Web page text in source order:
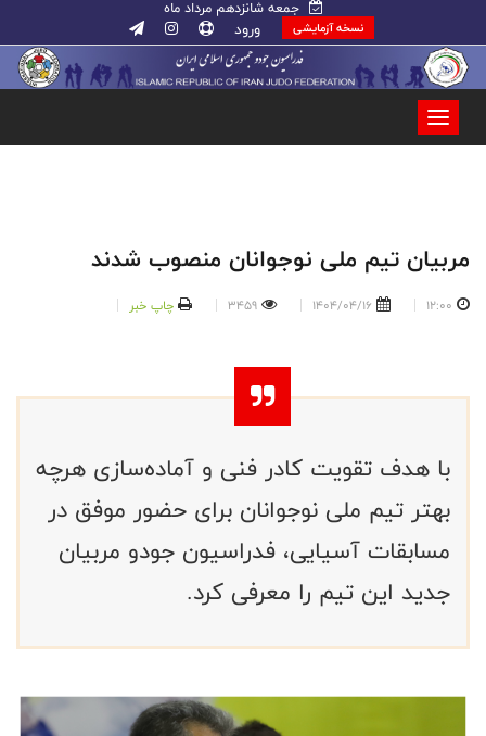
جمعه شانزدهم مرداد ماه
نسخه آزمایشی ورود
مربیان تیم ملی نوجوانان منصوب شدند
12:00
1404/04/16
3459 چاپ خبر
با هدف تقویت کادر فنی و آماده‌سازی هرچه
بهتر تیم ملی نوجوانان برای حضور موفق در
مسابقات آسیایی، فدراسیون جودو مربیان
جدید این تیم را معرفی کرد.